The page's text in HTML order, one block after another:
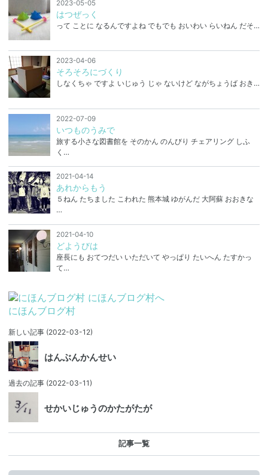
2023-05-05
はつぜっく
って ことに なるんですよね でもでも おいわい らいねん だそ…
2023-04-06
そろそろにづくり
しなくちゃ ですよ いじゅう じゃ ないけど ながちょうば おき…
2022-07-09
いつものうみで
旅する小さな図書館を そのかん のんびり チェアリング しふ
く…
2021-04-14
あれからもう
５ねん たちました こわれた 熊本城 ゆがんだ 大阿蘇 おおきな
…
2021-04-10
どようびは
座長にも おてつだい いただいて やっぱり たいへん たすかっ
て…
にほんブログ村
新しい記事 (2022-03-12)
はんぶんかんせい
過去の記事 (2022-03-11)
せかいじゅうのかたがたが
記事一覧